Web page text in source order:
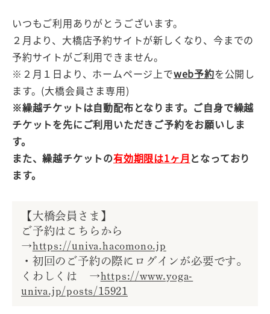
いつもご利用ありがとうございます。
２月より、大橋店予約サイトが新しくなり、今までの
予約サイトがご利用できません。
※２月１日より、ホームページ上でweb予約を公開し
ます。(大橋会員さま専用)
※繰越チケットは自動配布となります。ご自身で繰越
チケットを先にご利用いただきご予約をお願いしま
す。
また、繰越チケットの有効期限は1ヶ月 となっており
ます。
【大橋会員さま】
ご予約はこちらから
→https://univa.hacomono.jp
・初回のご予約の際にログインが必要です。
くわしくは →https://www.yoga-
univa.jp/posts/15921